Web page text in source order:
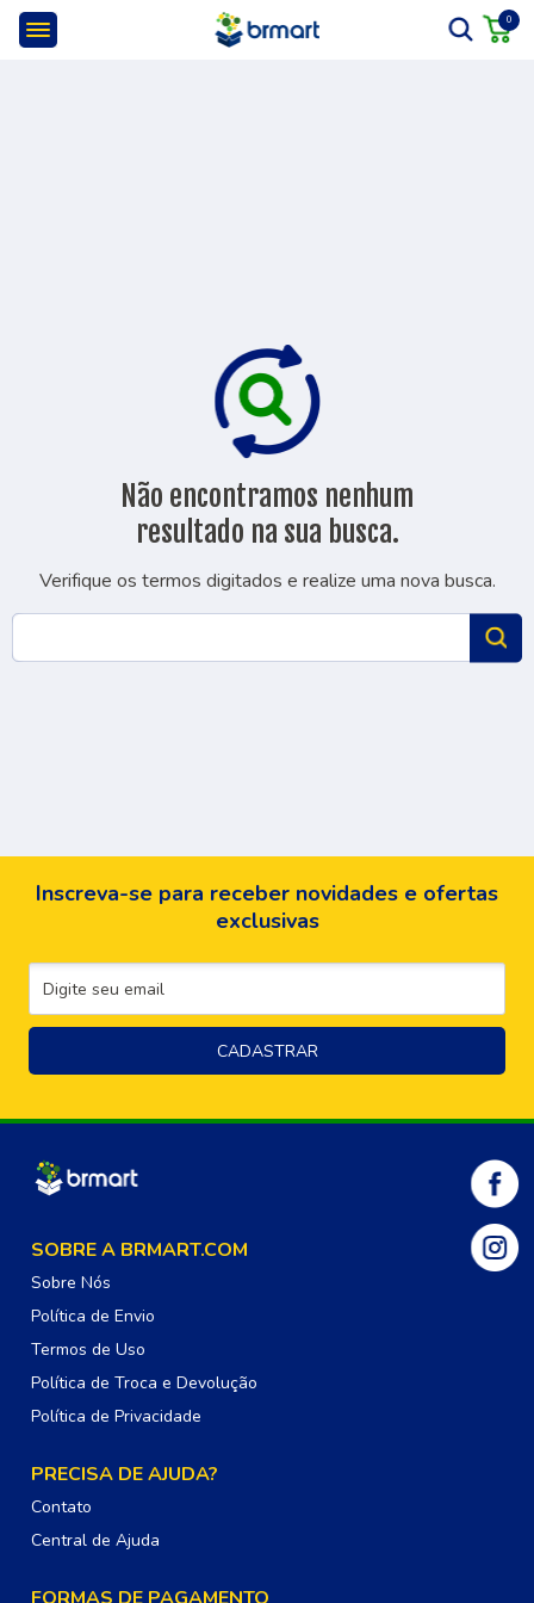
0
Não encontramos nenhum
resultado na sua busca.
Verifique os termos digitados e realize uma nova busca.
Inscreva-se para receber novidades e ofertas
exclusivas
SOBRE A BRMART.COM
Sobre Nós
Política de Envio
Termos de Uso
Política de Troca e Devolução
Política de Privacidade
PRECISA DE AJUDA?
Contato
Central de Ajuda